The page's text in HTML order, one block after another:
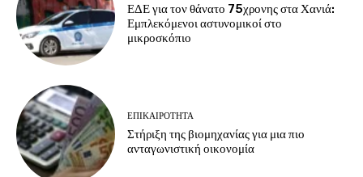
ΕΔΕ για τον θάνατο 75χρονης στα Χανιά:
Εμπλεκόμενοι αστυνομικοί στο
μικροσκόπιο
ΕΠΙΚΑΙΡΟΤΗΤΑ
Στήριξη της βιομηχανίας για μια πιο
ανταγωνιστική οικονομία